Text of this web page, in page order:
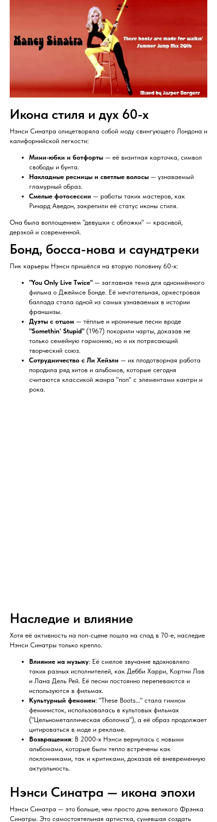
Икона стиля и дух 60-х
Нэнси Синатра олицетворяла собой моду свингующего Лондона и
калифорнийской легкости:
Мини-юбки и ботфорты — её визитная карточка, символ
свободы и бунта.
Накладные ресницы и светлые волосы — узнаваемый
гламурный образ.
Смелые фотосессии — работы таких мастеров, как
Ричард Аведон, закрепили её статус иконы стиля.
Она была воплощением "девушки с обложки" — красивой,
дерзкой и современной.
Бонд, босса-нова и саундтреки
Пик карьеры Нэнси пришёлся на вторую половину 60-х:
"You Only Live Twice" — заглавная тема для одноимённого
фильма о Джеймсе Бонде. Её мечтательная, оркестровая
баллада стала одной из самых узнаваемых в истории
франшизы.
Дуэты с отцом — тёплые и ироничные песни вроде
"Somethin' Stupid" (1967) покорили чарты, доказав не
только семейную гармонию, но и их потрясающий
творческий союз.
Сотрудничество с Ли Хейзли — их плодотворная работа
породила ряд хитов и альбомов, которые сегодня
считаются классикой жанра "поп" с элементами кантри и
рока.
Наследие и влияние
Хотя её активность на поп-сцене пошла на спад в 70-е, наследие
Нэнси Синатры только крепло.
Влияние на музыку: Её смелое звучание вдохновляло
таких разных исполнителей, как Дебби Харри, Кортни Лав
и Лана Дель Рей. Её песни постоянно перепеваются и
используются в фильмах.
Культурный феномен: "These Boots..." стала гимном
феминисток, использовалась в культовых фильмах
("Цельнометаллическая оболочка"), а её образ продолжает
цитироваться в моде и рекламе.
Возвращения: В 2000-х Нэнси вернулась с новыми
альбомами, которые были тепло встречены как
поклонниками, так и критиками, доказав её вневременную
актуальность.
Нэнси Синатра — икона эпохи
Нэнси Синатра — это больше, чем просто дочь великого Фрэнка
Синатры. Это самостоятельная артистка, сумевшая создать